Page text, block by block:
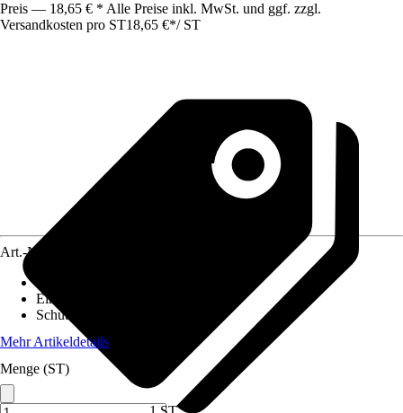
Preis — 18,65 € * Alle Preise inkl. MwSt. und ggf. zzgl.
Versandkosten pro ST18,65 €*/ ST
Art.-Nr.
Einsatzbereich
Schutzart
Mehr Artikeldetails
Menge (ST)